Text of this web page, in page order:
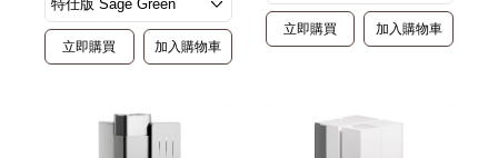
立即購買 加入購物車
立即購買 加入購物車